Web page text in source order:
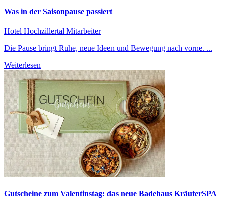
Was in der Saisonpause passiert
Hotel Hochzillertal Mitarbeiter
Die Pause bringt Ruhe, neue Ideen und Bewegung nach vorne. ...
Weiterlesen
Gutscheine zum Valentinstag: das neue Badehaus KräuterSPA